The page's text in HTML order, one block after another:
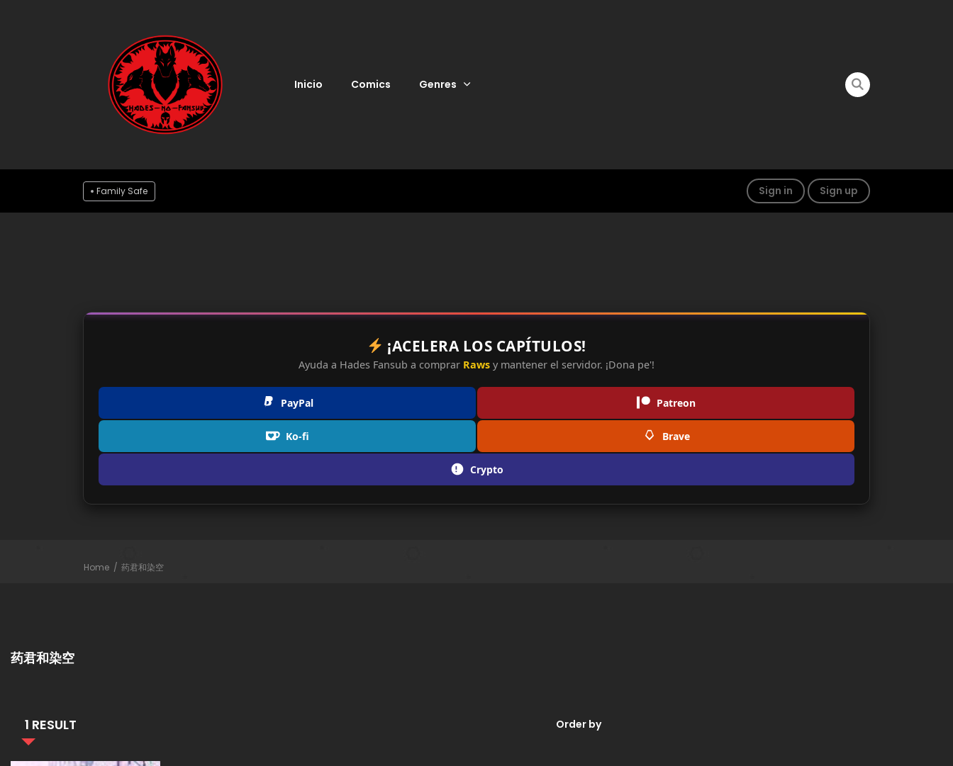
Inicio Comics Genres
Family Safe Sign in Sign up
¡ACELERA LOS CAPÍTULOS!
Ayuda a Hades Fansub a comprar Raws y mantener el servidor. ¡Dona pe'!
PayPal Patreon
Ko-fi Brave
Crypto
Home 药君和染空
药君和染空
1 RESULT Order by